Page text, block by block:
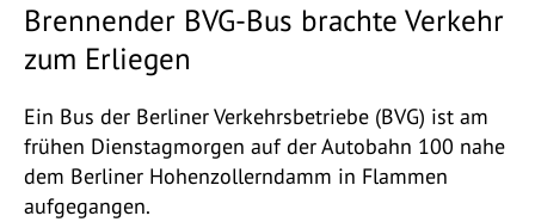
Brennender BVG-Bus brachte Verkehr
zum Erliegen
Ein Bus der Berliner Verkehrsbetriebe (BVG) ist am
frühen Dienstagmorgen auf der Autobahn 100 nahe
dem Berliner Hohenzollerndamm in Flammen
aufgegangen.